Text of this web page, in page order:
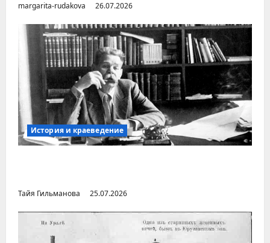
margarita-rudakova 26.07.2026
История и краеведение
Тайя Гильманова 25.07.2026